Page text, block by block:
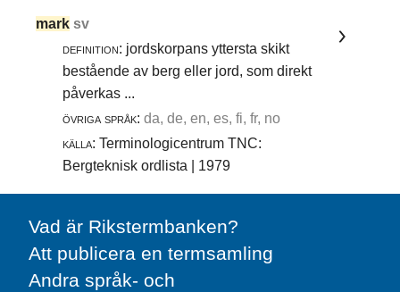
mark sv
definition: jordskorpans yttersta skikt
bestående av berg eller jord, som direkt
påverkas ...
övriga språk: da, de, en, es, fi, fr, no
källa: Terminologicentrum TNC:
Bergteknisk ordlista | 1979
Vad är Rikstermbanken?
Att publicera en termsamling
Andra språk- och